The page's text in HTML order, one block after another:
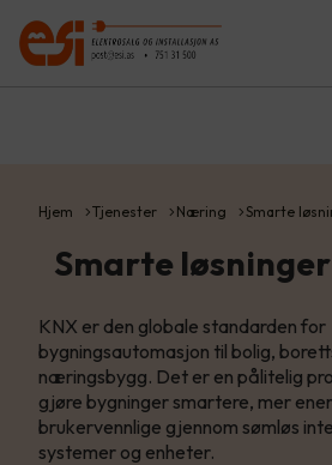
Hjem Tjenester Næring Smarte
Smarte
KNX er den globale standarden for
bygningsautomasjon til bolig,
næringsbygg. Det er en pålitelig
gjøre bygninger smartere, mer
brukervennlige gjennom sømløs
systemer og enheter.